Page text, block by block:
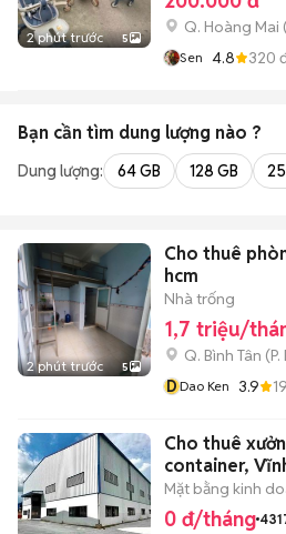
2 phút trước 5
Q. Hoàng Mai
Sen 4.8 320
Bạn cần tìm dung lượng nào ?
Dung lượng: 64 GB 128 GB
2 phút trước 5
Cho thuê
hcm
Nhà trống
1,7 triệu/
Q. Bình Tân (
DDao Ken 3.9 19
Cho thuê
container,
Mặt bằng kinh
0 đ/tháng